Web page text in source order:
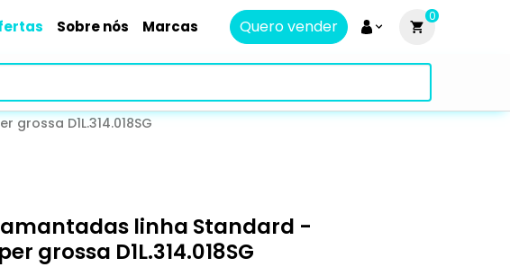
Sobre nós Marcas Quero vender
0
D1L.314.018SG
linha Standard -
grossa D1L.314.018SG